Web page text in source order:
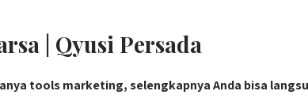
| Qyusi Persada
tools marketing, selengkapnya Anda bisa